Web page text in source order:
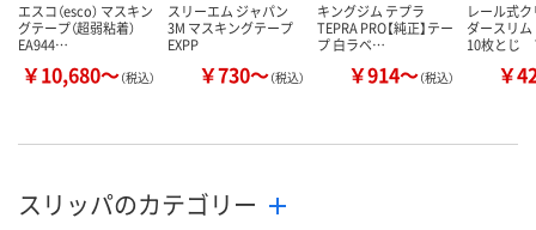
エスコ（esco） マスキン
グテープ（超弱粘着）
EA944…
￥10,680～（税込）
スリーエム ジャパン
3M マスキングテープ
EXPP
￥730～（税込）
キングジム テプラ
TEPRA PRO【純正】テー
プ 白ラベ…
￥914～（税込）
レール式
ダースリ
10枚とじ
￥
スリッパのカテゴリー